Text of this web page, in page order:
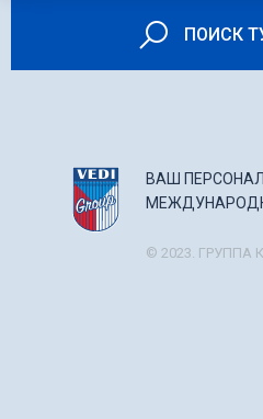
ПОИСК
ВАШ
© 2023. ГРУППА